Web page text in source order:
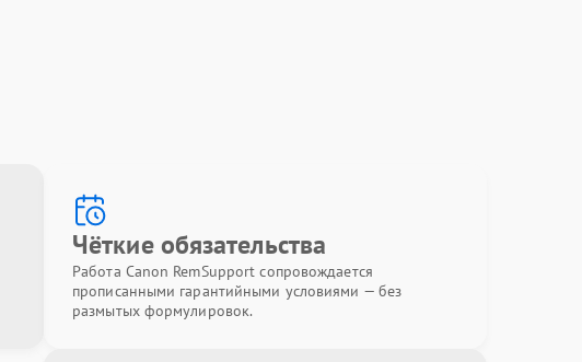
Чёткие обязательства
Работа Canon RemSupport сопровождается
прописанными гарантийными условиями — без
размытых формулировок.